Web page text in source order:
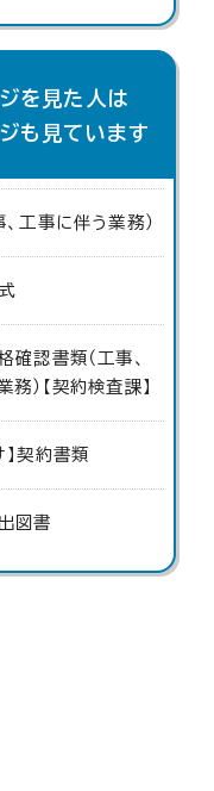
を見た人は
も見ています
、工事に伴う業務）
確認書類（工事、
）【契約検査課】
】契約書類
図書